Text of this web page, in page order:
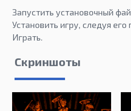
Запустить установочный
Установить игру, следуя
Играть.
Скриншоты